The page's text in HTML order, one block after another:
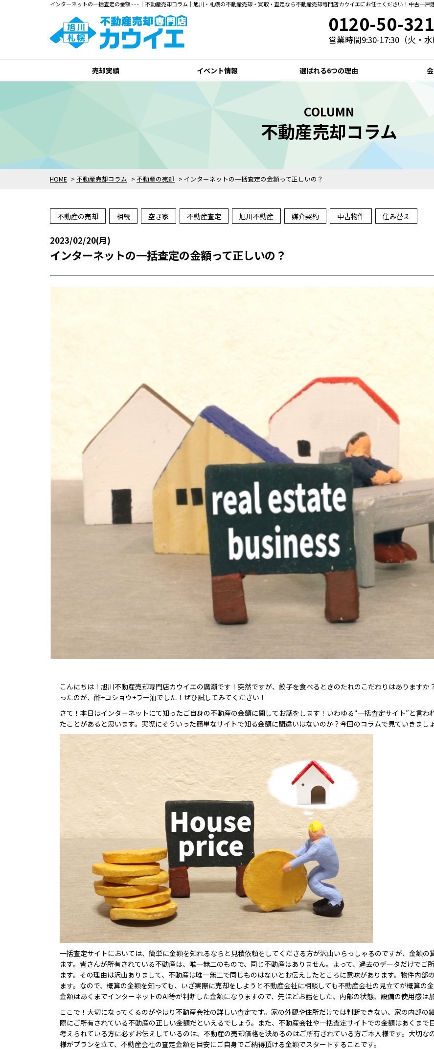
インターネットの一括査定の金額･･･｜不動産売却コラム｜旭川・札幌の不動産売却・買取・査定なら不動産売却専門店カウイエにお任せください！中古一戸
0120-50-
営業時間9:30-17:30（火・水
売却実績
全て
旭川市
札幌市
イベント情報 選ばれる6つの理由
HOME > 不動産売却コラム > 不動産の売却 > インターネットの一括査定の金額って正しいの？
COLUMN
不動産売却コラム
不動産の売却 相続 空き家 不動産査定 旭川不動産 媒介契約 中古物件 住み替え
2023/02/20(月)
インターネットの一括査定の金額って正しいの？
こんにちは！旭川不動産売却専門店カウイエの廣瀨です！突然ですが、餃子を食べるときのたれのこだわりはあります
ったのが、酢+コショウ+ラー油でした！ぜひ試してみてください！
さて！本日はインターネットにて知ったご自身の不動産の金額に関してお話をします！いわゆる“一括査定サイト”と言
たことがあると思います。実際にそういった簡単なサイトで知る金額に間違いはないのか？今回のコラムで見ていきまし
一括査定サイトにおいては、簡単に金額を知れるならと見積依頼をしてくださる方が沢山いらっしゃるのですが、金額
ます。皆さんが所有されている不動産は、唯一無二のもので、同じ不動産はありません。よって、過去のデータだけでご
ます。その理由は沢山ありまして、不動産は唯一無二で同じものはないとお伝えしたところに意味があります。物件内部
ます。なので、概算の金額を知っても、いざ実際に売却をしようと不動産会社に相談しても不動産会社の見立てが概算の
金額はあくまでインターネットのAI等が判断した金額になりますので、先ほどお話をした、内部の状態、設備の使用感は
ここで！大切になってくるのがやはり不動産会社の詳しい査定です。家の外観や住所だけでは判断できない、家の内部
際にご所有されている不動産の正しい金額だといえるでしょう。また、不動産会社や一括査定サイトでの金額はあくま
考えられている方に必ずお伝えしているのは、不動産の売却価格を決めるのはご所有されている方ご本人様です。大切
様がプランを立て、不動産会社の査定金額を目安にご自身でご納得頂ける金額でスタートすることです。